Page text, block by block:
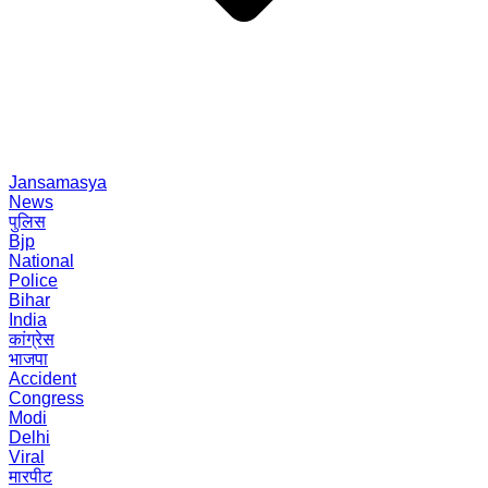
Jansamasya
News
पुलिस
Bjp
National
Police
Bihar
India
कांग्रेस
भाजपा
Accident
Congress
Modi
Delhi
Viral
मारपीट